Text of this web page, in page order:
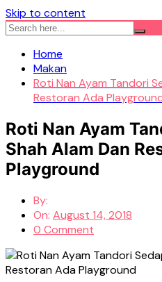
Skip to content
Home
Makan
Roti Nan Ayam Tandori
Restoran Ada
Roti Nan Ayam
Shah Alam Dan
Playground
By:
On: August 14, 2018
0 Comment